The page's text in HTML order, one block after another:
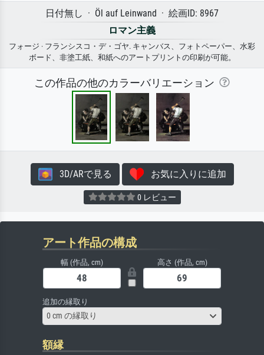
日付無し · Öl auf Leinwand · 絵画ID: 8967
ロマン主義
フォージ · フランシスコ・デ・ゴヤ. キャンバス、フォトペーパー、水彩
ボード、非塗工紙、和紙へのアートプリントの印刷が可能。
この作品の他のカラーバリエーション
3D/ARで見る お気に入りに追加
0 レビュー
アート作品の構成
幅 (作品, cm) 高さ (作品, cm)
追加の縁取り
0 cm の縁取り
額縁